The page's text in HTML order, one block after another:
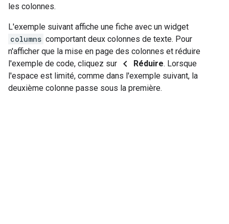
les colonnes.
L'exemple suivant affiche une fiche avec un widget
columns comportant deux colonnes de texte. Pour
n'afficher que la mise en page des colonnes et réduire
l'exemple de code, cliquez sur
chevron_left Réduire. Lorsque
l'espace est limité, comme dans l'exemple suivant, la
deuxième colonne passe sous la première.